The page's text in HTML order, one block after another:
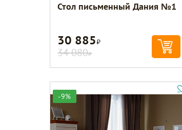
Стол письменный Дания №1
30 885Р
34 080Р
-9%